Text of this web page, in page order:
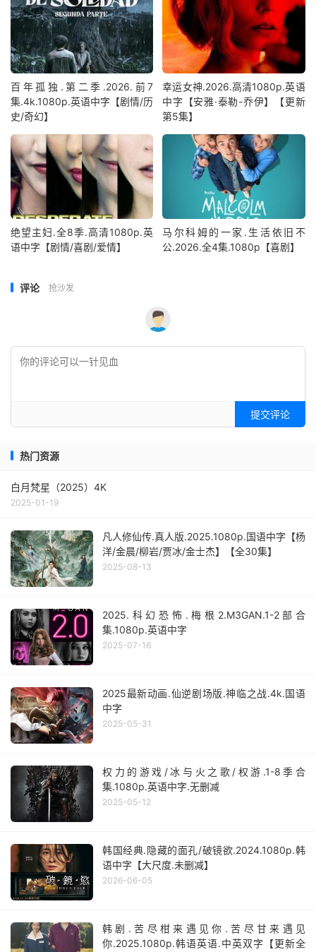
百年孤独.第二季.2026.前7
集.4k.1080p.英语中字【剧情/历
史/奇幻】
幸运女神.2026.高清1080p.英语
中字【安雅·泰勒-乔伊】【更新
第5集】
绝望主妇.全8季.高清1080p.英
语中字【剧情/喜剧/爱情】
马尔科姆的一家.生活依旧不
公.2026.全4集.1080p【喜剧】
评论 抢沙发
提交评论
热门资源
白月梵星（2025）4K
2025-01-19
凡人修仙传.真人版.2025.1080p.国语中字【杨
洋/金晨/柳岩/贾冰/金士杰】【全30集】
2025-08-13
2025.科幻恐怖.梅根2.M3GAN.1-2部合
集.1080p.英语中字
2025-07-16
2025最新动画.仙逆剧场版.神临之战.4k.国语
中字
2025-05-31
权力的游戏/冰与火之歌/权游.1-8季合
集.1080p.英语中字.无删减
2025-05-12
韩国经典.隐藏的面孔/破镜欲.2024.1080p.韩
语中字【大尺度.未删减】
2026-06-05
韩剧.苦尽柑来遇见你.苦尽甘来遇见
你.2025.1080p.韩语英语.中英双字【更新全